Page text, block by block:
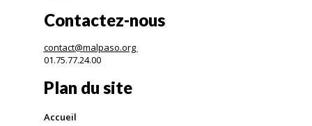
Contactez-nous
contact@malpaso.org
01.75.77.24.00
Plan du site
Accueil